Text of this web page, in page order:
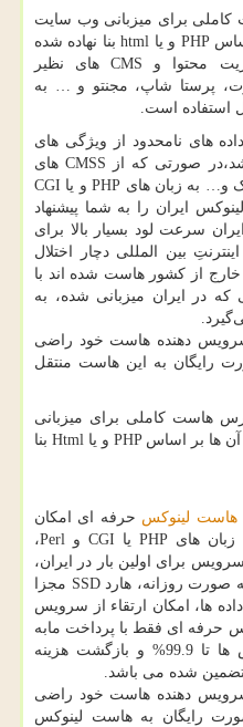
برای میزبانی وب سایت
PHP و یا htmlبنا نهاده شده
محتوا و CMSهای نظیر
پرستا شاپ، مجنتو و … به
استفاده است.
های نامحدود از ویژگی های
صورتی که از CMSSهای
و… به زبان های PHPو یا CGI
ایران را به شما پیشنهاد
سرعت لود بسیار بالا برای
بین المللی دچار اختلال
از کشور هاست شده اند با
در ایران میزبانی شده، به
دهنده هاست خود راضی
رایگان به این هاست منتقل
هاست کاملی برای میزبانی
ها بر اساس PHP و یا Html بنا
هاست لینوکس حرفه ای امکان
زبان های PHP یا و
،
برای اولین بار در ایران،
صورت روزانه، هارد SSD
مجزا
ها، امکان ارتقاء از سرویس
حرفه ای فقط با پرداخت مابه
التفاوت، تضمین آپ تایم سرویس ها تا 99.9% و بازگشت هزینه
شده می باشد.
دهنده هاست خود راضی
رایگان به هاست لینوکس